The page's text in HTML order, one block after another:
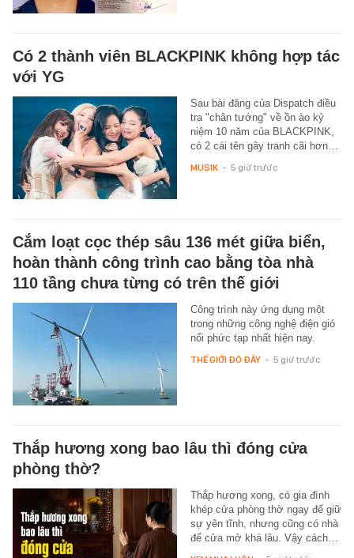
Có 2 thành viên BLACKPINK không hợp tác
với YG
Sau bài đăng của Dispatch điều
tra "chân tướng" về ồn ào kỷ
niệm 10 năm của BLACKPINK,
có 2 cái tên gây tranh cãi hơn…
MUSIK - 5 giờ trước
Cắm loạt cọc thép sâu 136 mét giữa biển,
hoàn thành công trình cao bằng tòa nhà
110 tầng chưa từng có trên thế giới
Công trình này ứng dụng một
trong những công nghệ điện gió
nổi phức tạp nhất hiện nay.
THẾ GIỚI ĐÓ ĐÂY - 5 giờ trước
Thắp hương xong bao lâu thì đóng cửa
phòng thờ?
Thắp hương xong, có gia đình
khép cửa phòng thờ ngay để giữ
sự yên tĩnh, nhưng cũng có nhà
để cửa mở khá lâu. Vậy cách…